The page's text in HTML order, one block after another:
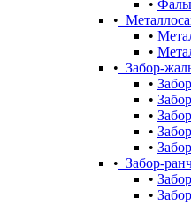
Забор-
Забор-